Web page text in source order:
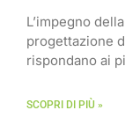
L’impegno
progettazione
rispondano ai
SCOPRI DI PIÙ »